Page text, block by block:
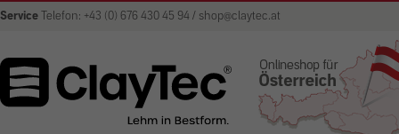
Service Telefon: +43 (0) 676 430 45 94 / shop@claytec.at